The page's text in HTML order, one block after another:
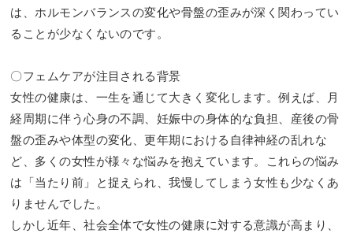
は、ホルモンバランスの変化や骨盤の歪みが深く関わってい
ることが少なくないのです。
〇フェムケアが注目される背景
女性の健康は、一生を通じて大きく変化します。例えば、月
経周期に伴う心身の不調、妊娠中の身体的な負担、産後の骨
盤の歪みや体型の変化、更年期における自律神経の乱れな
ど、多くの女性が様々な悩みを抱えています。これらの悩み
は「当たり前」と捉えられ、我慢してしまう女性も少なくあ
りませんでした。
しかし近年、社会全体で女性の健康に対する意識が高まり、